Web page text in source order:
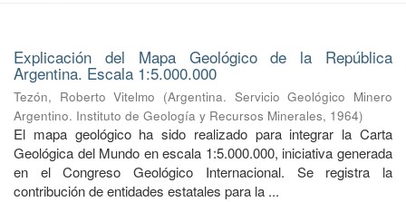
Explicación del Mapa Geológico de la República
Argentina. Escala 1:5.000.000
Tezón, Roberto Vitelmo (Argentina. Servicio Geológico Minero
Argentino. Instituto de Geología y Recursos Minerales, 1964)
El mapa geológico ha sido realizado para integrar la Carta
Geológica del Mundo en escala 1:5.000.000, iniciativa generada
en el Congreso Geológico Internacional. Se registra la
contribución de entidades estatales para la ...